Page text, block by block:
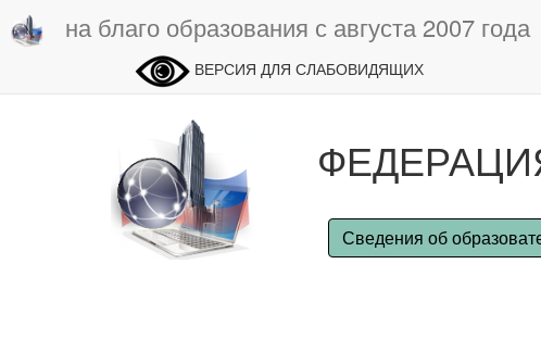
на благо образования с августа 2007 года
ВЕРСИЯ ДЛЯ СЛАБОВИДЯЩИХ
Сведения об